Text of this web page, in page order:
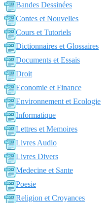
Bandes Dessinées
Contes et Nouvelles
Cours et Tutoriels
Dictionnaires et Glossaires
Documents et Essais
Droit
Economie et Finance
Environnement et Ecologie
Informatique
Lettres et Memoires
Livres Audio
Livres Divers
Medecine et Sante
Poesie
Religion et Croyances